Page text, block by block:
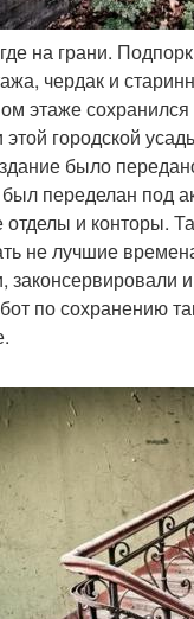
на грани.
чердак и
этаже
этой городской
было
переделан под
и конторы.
не лучшие
по сохранению